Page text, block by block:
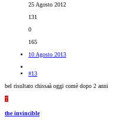
25 Agosto 2012
131
0
165
10 Agosto 2013
#13
bel risultato chissaà oggi comè dopo 2 anni
T
the invincible